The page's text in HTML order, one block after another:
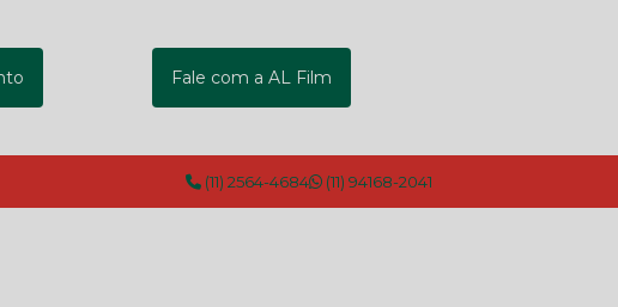
Fale com a AL Film
(11) 2564-4684 (11) 94168-2041